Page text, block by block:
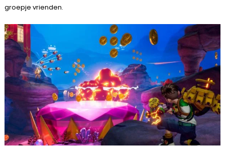
groepje vrienden.